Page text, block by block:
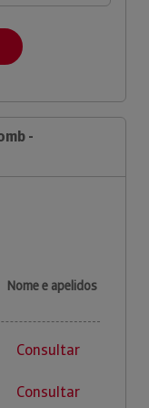
-
Nome e apelidos
Consultar
Consultar